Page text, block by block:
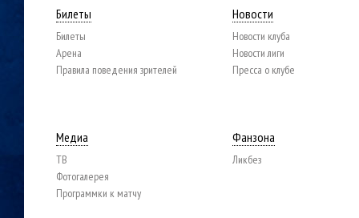
Билеты
Билеты
Арена
Правила поведения зрителей
Новости
Новости клуба
Новости лиги
Пресса о клубе
Медиа
ТВ
Фотогалерея
Программки к матчу
Фанзона
Ликбез